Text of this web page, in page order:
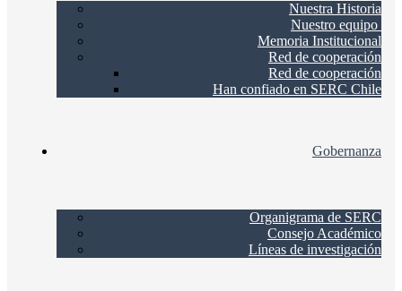
Nuestra Historia
Nuestro equipo
Memoria Institucional
Red de cooperación
Red de cooperación
Han confiado en SERC Chile
Gobernanza
Organigrama de SERC
Consejo Académico
Líneas de investigación